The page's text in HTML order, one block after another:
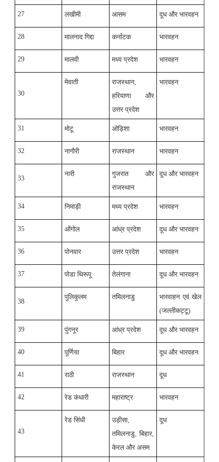
27 लखीमी आसम दूध और भारवहन
28 मालनाद गिद्दा कर्नाटक भारवहन
29 मालवी मध्य प्रदेश भारवहन
30
मेवाती राजस्थान
हरियाणा और
उत्तर प्रदेश
भारवहन
31 मोटू ओड़िशा भारवहन
32 नागौरी राजस्थान भारवहन
33
नारी
गुजरात और
राजस्थान
दूध और भारवहन
34 निमाड़ी मध्य प्रदेश भारवहन
35 ओंगोल आंध्र प्रदेश दूध और भारवहन
36 पोनवार उत्तर प्रदेश भारवहन
37 पोडा थिरूपू तेलंगाना दूध और भारवहन
38
पुलिकुलम तमिलनाडु
भारवाहन एवं खेल
(जल्लीकट्टू)
39 पुंगनूर आंध्र प्रदेश दूध और भारवहन
40 पूर्णिया बिहार दूध और भारवहन
41 राठी राजस्थान दूध
42 रेड कंधारी महाराष्ट्र भारवहन
43
रेड सिंधी उड़ीसा,
तमिलनाडु बिहार,
केरल और असम
दूध